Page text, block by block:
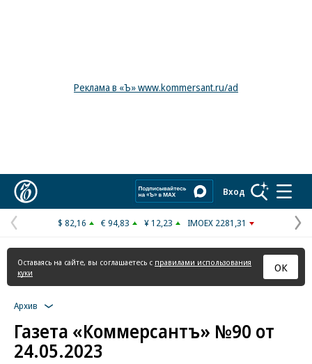
Реклама в «Ъ» www.kommersant.ru/ad
Вход
Предыдущая
страница
$ 82,16 € 94,83 ¥ 12,23 IMOEX 2281,31
Оставаясь на сайте, вы соглашаетесь с правилами использования
куки
ОК
Архив
Газета «Коммерсантъ» №90 от
24.05.2023